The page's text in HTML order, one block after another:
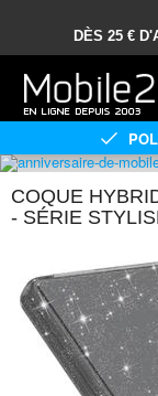
DÈS 25 €
COQUE
- SÉRIE